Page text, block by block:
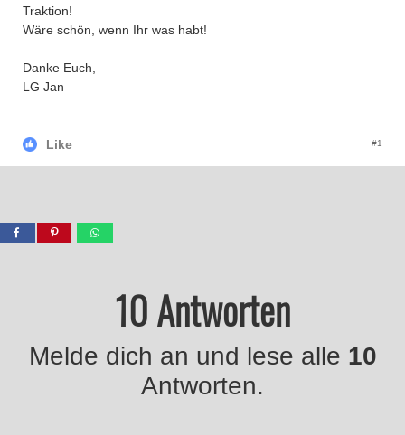
Traktion!
Wäre schön, wenn Ihr was habt!
Danke Euch,
LG Jan
Like #1
10 Antworten
Melde dich an und lese alle 10
Antworten.